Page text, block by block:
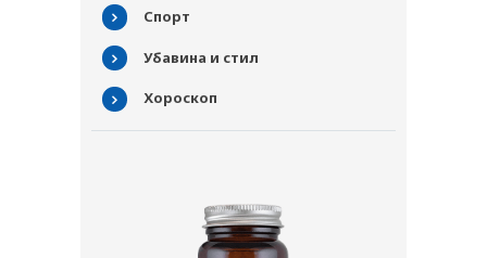
Спорт
Убавина и стил
Хороскоп